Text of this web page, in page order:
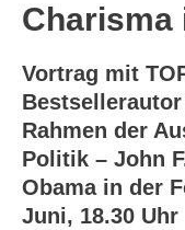
Charisma
Vortrag mit
Rahmen der
Politik – John
Obama in der
Juni, 18.30 Uhr